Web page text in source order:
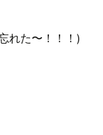
れた〜！！！)